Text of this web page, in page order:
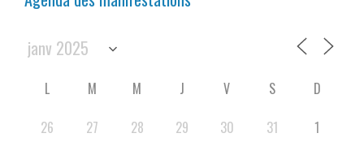
L M M J V S
D
26
27 28 29 30 31 1